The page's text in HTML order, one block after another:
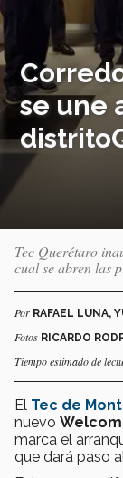
se une
Tec Querétaro
cual se abren las
Por RAFAEL LUNA,
Fotos RICARDO
Tiempo estimado de
El Tec de
nuevo
marca el
que dará paso